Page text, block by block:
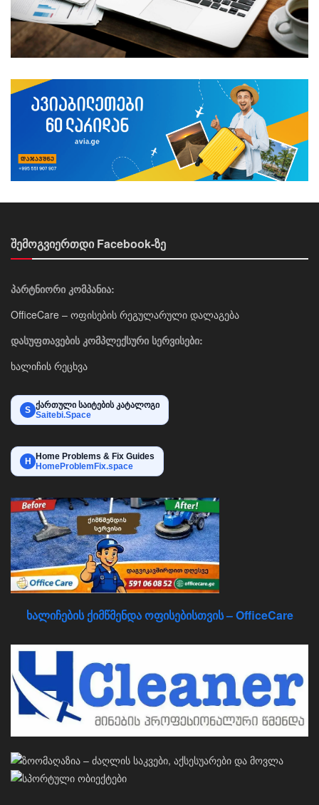
შემოგვიერთდი Facebook-ზე
პარტნიორი კომპანია:
OfficeCare – ოფისების რეგულარული დალაგება
დასუფთავების კომპლექსური სერვისები:
ხალიჩის რეცხვა
S ქართული საიტების კატალოგი
Saitebi.Space
H
Home Problems & Fix Guides
HomeProblemFix.space
ხალიჩების ქიმწმენდა ოფისებისთვის – OfficeCare